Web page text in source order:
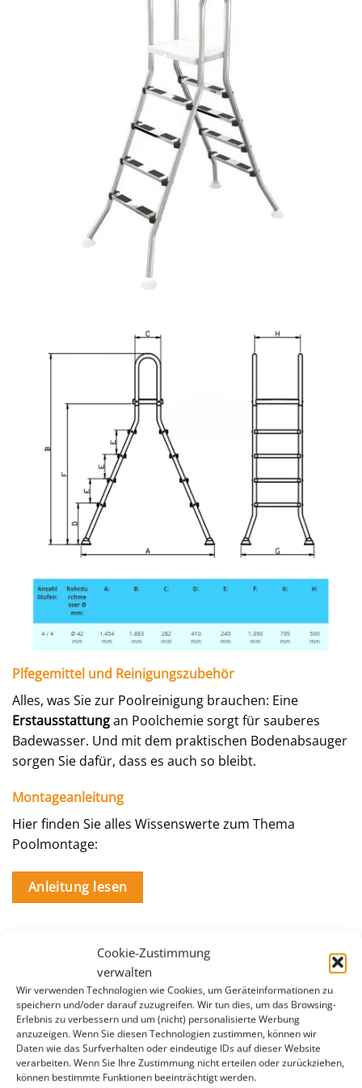
Cookie-Zustimmung
verwalten
Wir verwenden Technologien wie Cookies, um Geräteinformationen zu
speichern und/oder darauf zuzugreifen. Wir tun dies, um das Browsing-
Erlebnis zu verbessern und um (nicht) personalisierte Werbung
anzuzeigen. Wenn Sie diesen Technologien zustimmen, können wir
Daten wie das Surfverhalten oder eindeutige IDs auf dieser Website
verarbeiten. Wenn Sie Ihre Zustimmung nicht erteilen oder zurückziehen,
können bestimmte Funktionen beeinträchtigt werden.
Plfegemittel und Reinigungszubehör
Alles, was Sie zur Poolreinigung brauchen: Eine
Erstausstattungan Poolchemie sorgt für sauberes
Badewasser. Und mit dem praktischen Bodenabsauger
sorgen Sie dafür, dass es auch so bleibt.
Montageanleitung
Hier finden Sie alles Wissenswerte zum Thema
Poolmontage:
Anleitung lesen
FAQ - Stahlwandpools
Muß das Becken versenkt werden?
Ist eine Poolhinterfüllung mit Beton
notwendig?
Ist der Handlauf auch in einer anderen Farbe